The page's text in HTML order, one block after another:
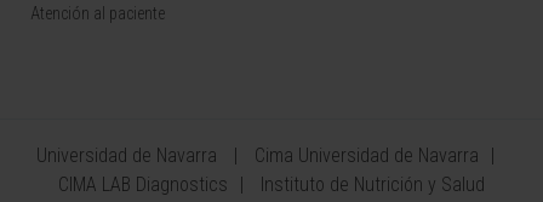
Atención al paciente
Universidad de Navarra
Cima Universidad de Navarra
CIMA LAB Diagnostics
Instituto de Nutrición y Salud